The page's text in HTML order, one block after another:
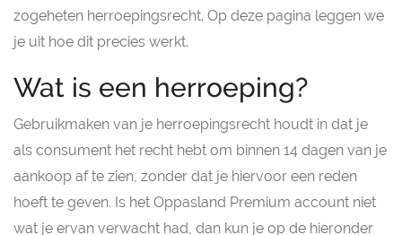
zogeheten herroepingsrecht. Op deze pagina leggen we
je uit hoe dit precies werkt.
Wat is een herroeping?
Gebruikmaken van je herroepingsrecht houdt in dat je
als consument het recht hebt om binnen 14 dagen van je
aankoop af te zien, zonder dat je hiervoor een reden
hoeft te geven. Is het Oppasland Premium account niet
wat je ervan verwacht had, dan kun je op de hieronder